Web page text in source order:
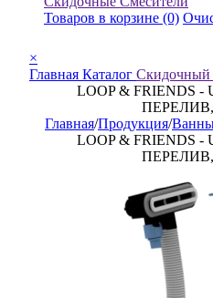
Товаров в корзине (0)
×
Главная Каталог Скидочный
LOOP & FRIENDS -
Главная/Продукция/
LOOP & FRIENDS -